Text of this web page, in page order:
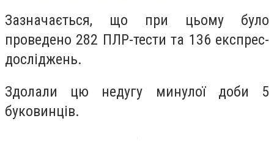
Зазначається, що при цьому було
проведено 282 ПЛР-тести та 136 експрес-
досліджень.
Здолали цю недугу минулої доби 5
буковинців.